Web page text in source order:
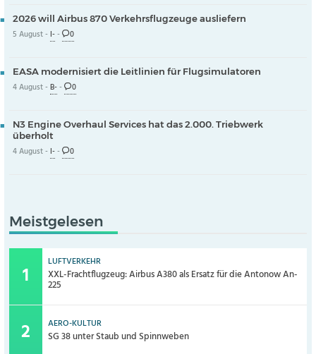
2026 will Airbus 870 Verkehrsflugzeuge ausliefern
5 August - I-- 0
EASA modernisiert die Leitlinien für Flugsimulatoren
4 August -B-- 0
N3 Engine Overhaul Services hat das 2.000. Triebwerk
überholt
4 August - I-- 0
Meistgelesen
LUFTVERKEHR
XXL-Frachtflugzeug: Airbus A380 als Ersatz für die Antonow An-
225
AERO-KULTUR
SG 38 unter Staub und Spinnweben